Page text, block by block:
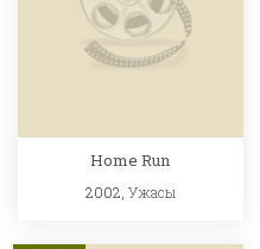
Home Run
2002, Ужасы